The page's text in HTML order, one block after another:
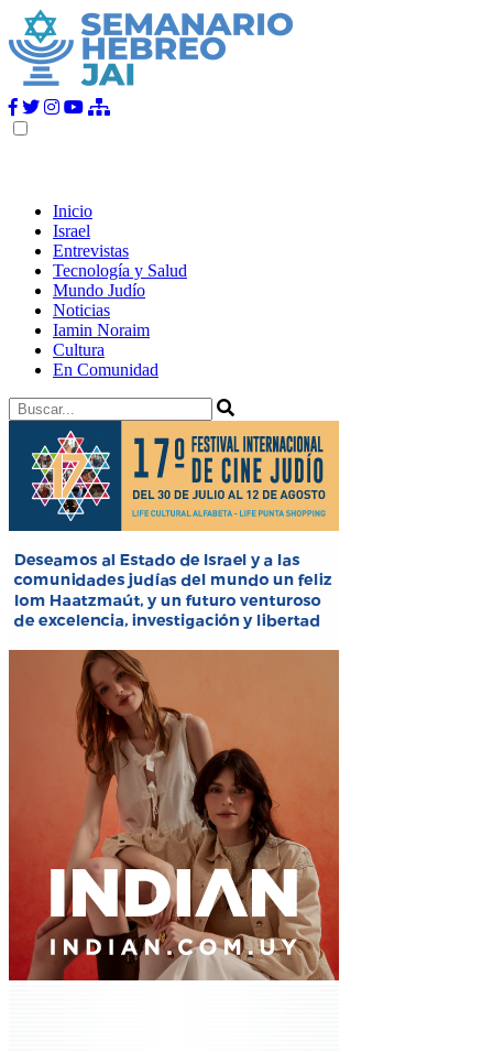
Inicio
Israel
Entrevistas
Tecnología y Salud
Mundo Judío
Noticias
Iamin Noraim
Cultura
En Comunidad